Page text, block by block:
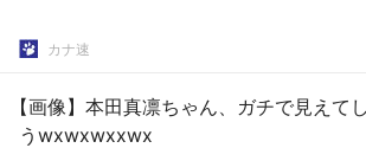
カナ速
【画像】本田真凛ちゃん、ガチで見えて
うwxwxwxxwx